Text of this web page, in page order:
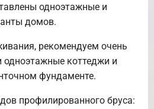
одноэтажные и
домов.
рекомендуем очень
одноэтажные коттеджи и
фундаменте.
профилированного бруса: